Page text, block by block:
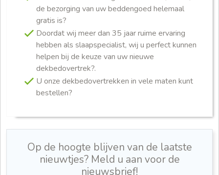
de bezorging van uw beddengoed helemaal
gratis is?
Doordat wij meer dan 35 jaar ruime ervaring
hebben als slaapspecialist, wij u perfect kunnen
helpen bij de keuze van uw nieuwe
dekbedovertrek?.
U onze dekbedovertrekken in vele maten kunt
bestellen?
Op de hoogte blijven van de laatste
nieuwtjes? Meld u aan voor de
nieuwsbrief!